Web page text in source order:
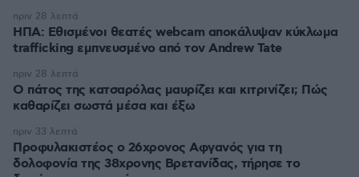
ΗΠΑ: Εθισμένοι θεατές webcam αποκάλυψαν κύκλωμα
trafficking εμπνευσμένο από τον Andrew Tate
πριν 28 λεπτά
Ο πάτος της κατσαρόλας μαυρίζει και κιτρινίζει; Πώς
καθαρίζει σωστά μέσα και έξω
πριν 28 λεπτά
Προφυλακιστέος ο 26χρονος Αφγανός για τη
δολοφονία της 38χρονης Βρετανίδας, τήρησε το
πριν 33 λεπτά